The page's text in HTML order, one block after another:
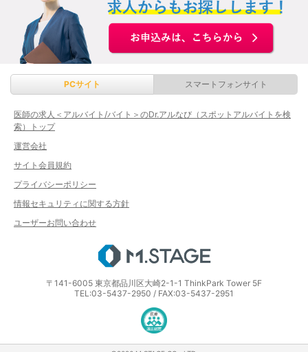
PCサイト スマートフォンサイト
医師の求人＜アルバイト/バイト＞のDr.アルなび（スポットアルバイトを検
索）トップ
運営会社
サイト会員規約
プライバシーポリシー
情報セキュリティに関する方針
ユーザーお問い合わせ
〒141-6005 東京都品川区大崎2-1-1 ThinkPark Tower 5F
TEL:03-5437-2950 / FAX:03-5437-2951